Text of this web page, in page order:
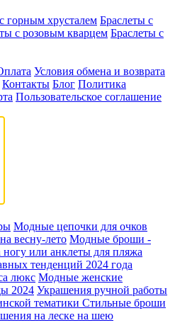
горным хрусталем Браслеты с
с розовым кварцем Браслеты с
Условия обмена и возврата
Контакты Блог Политика
Пользовательское соглашение
Модные цепочки для очков
весну-лето Модные броши -
ногу или анклеты для пляжа
тенденций 2024 года
люкс Модные женские
2024 Украшения ручной работы
тематики Стильные броши
на леске на шею